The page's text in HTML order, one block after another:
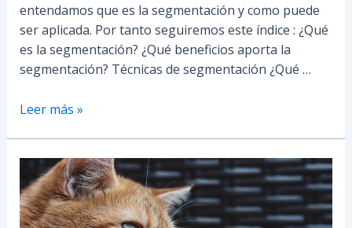
entendamos que es la segmentación y como puede
ser aplicada. Por tanto seguiremos este índice : ¿Qué
es la segmentación? ¿Qué beneficios aporta la
segmentación? Técnicas de segmentación ¿Qué …
Leer más »
Coeficiente
de
Correlación